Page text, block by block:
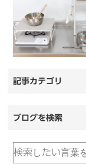
記事カテゴリ
ブログを検索